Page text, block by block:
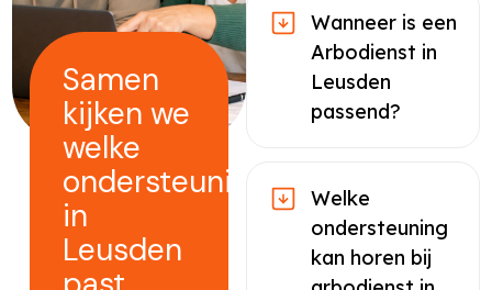
Samen
kijken we
welke
ondersteuning
in
Leusden
Wanneer is een
Arbodienst in
Leusden
passend?
Welke
ondersteuning
kan horen bij